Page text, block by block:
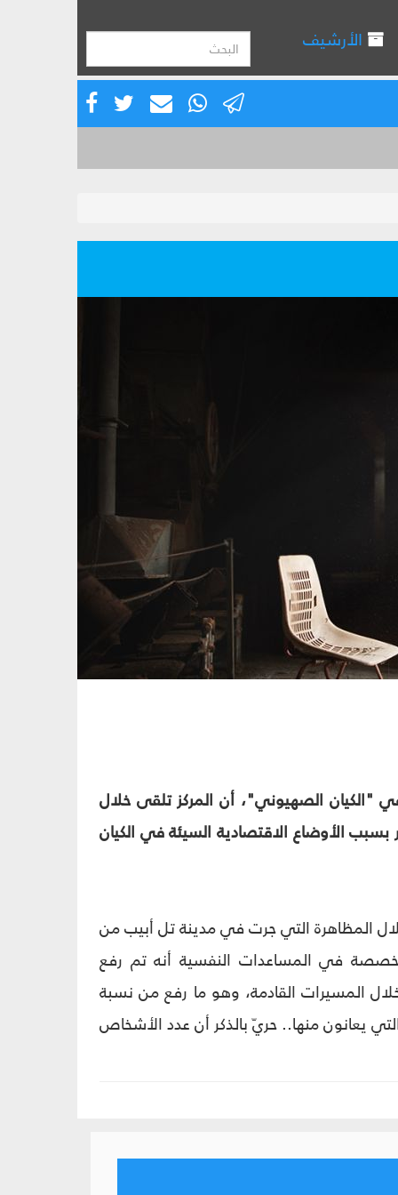
الأرشيف
"الكيان الصهيوني"، أن المركز تلقى خلال
بسبب الأوضاع الاقتصادية السيئة في الكيان
المظاهرة التي جرت في مدينة تل أبيب من
في المساعدات النفسية أنه تم رفع
المسيرات القادمة، وهو ما رفع من نسبة
يعانون منها.. حريّ بالذكر أن عدد الأشخاص